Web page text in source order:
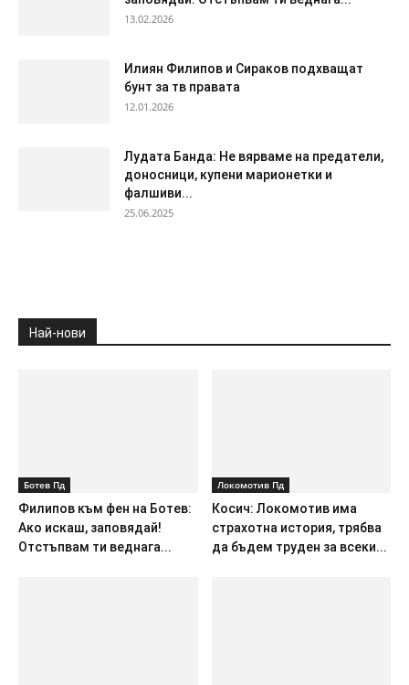
13.02.2026
Илиян Филипов и Сираков подхващат
бунт за тв правата
12.01.2026
Лудата Банда: Не вярваме на предатели,
доносници, купени марионетки и
фалшиви...
25.06.2025
Най-нови
Ботев Пд
Филипов към фен на Ботев:
Ако искаш, заповядай!
Отстъпвам ти веднага...
Локомотив Пд
Косич: Локомотив има
страхотна история, трябва
да бъдем труден за всеки...